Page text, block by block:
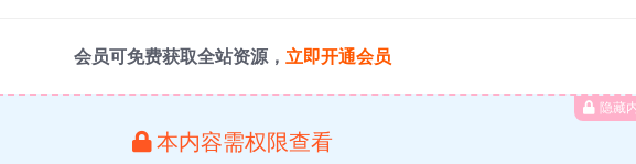
会员可免费获取全站资源， 立即开通会员
隐藏
本内容需权限查看